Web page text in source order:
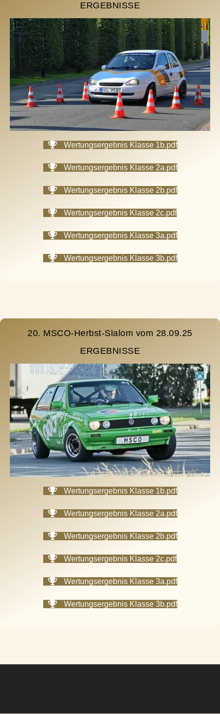
ERGEBNISSE
Wertungsergebnis Klasse 1b.pdf
Wertungsergebnis Klasse 2a.pdf
Wertungsergebnis Klasse 2b.pdf
Wertungsergebnis Klasse 2c.pdf
Wertungsergebnis Klasse 3a.pdf
Wertungsergebnis Klasse 3b.pdf
20. MSCO-Herbst-Slalom vom 28.09.25
ERGEBNISSE
Wertungsergebnis Klasse 1b.pdf
Wertungsergebnis Klasse 2a.pdf
Wertungsergebnis Klasse 2b.pdf
Wertungsergebnis Klasse 2c.pdf
Wertungsergebnis Klasse 3a.pdf
Wertungsergebnis Klasse 3b.pdf